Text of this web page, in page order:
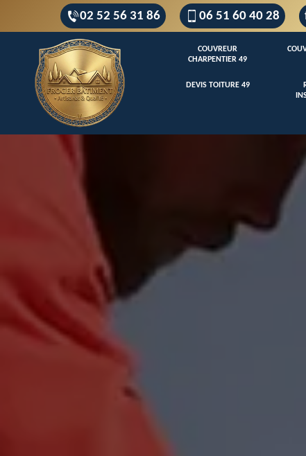
02 52 56 31 86 06 51 60 40 28
COUVREUR
CHARPENTIER 49
DEVIS TOITURE 49